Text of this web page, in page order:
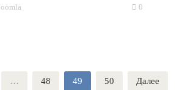
0
… 48 49 50 Далее